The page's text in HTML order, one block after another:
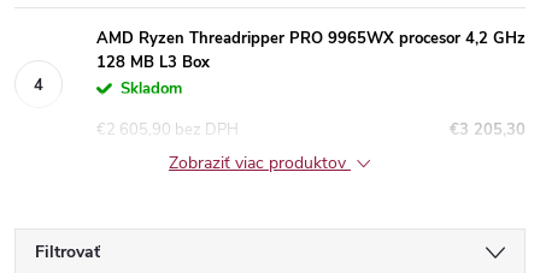
AMD Ryzen Threadripper PRO 9965WX procesor 4,2 GHz
128 MB L3 Box
Skladom
€3 205,30
€2 605,90 bez DPH
Zobraziť viac produktov
Filtrovať